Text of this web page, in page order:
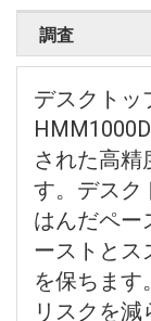
調査
デスクトッ
された高精
す。デスク
はんだペー
ーストとス
を保ちます
リスクを減